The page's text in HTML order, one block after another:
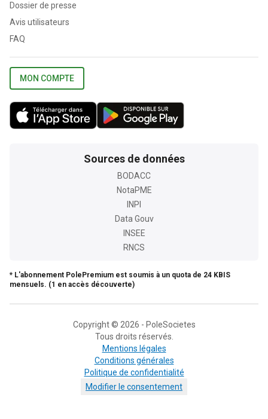
Dossier de presse
Avis utilisateurs
FAQ
MON COMPTE
Sources de données
BODACC
NotaPME
INPI
Data Gouv
INSEE
RNCS
* L'abonnement PolePremium est soumis à un quota de 24 KBIS
mensuels. (1 en accès découverte)
Copyright © 2026 - PoleSocietes
Tous droits réservés.
Mentions légales
Conditions générales
Politique de confidentialité
Modifier le consentement